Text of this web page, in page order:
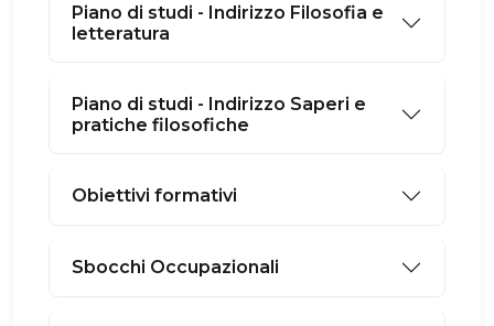
Piano di studi - Indirizzo Filosofia e
letteratura
Piano di studi - Indirizzo Saperi e
pratiche filosofiche
Obiettivi formativi
Sbocchi Occupazionali